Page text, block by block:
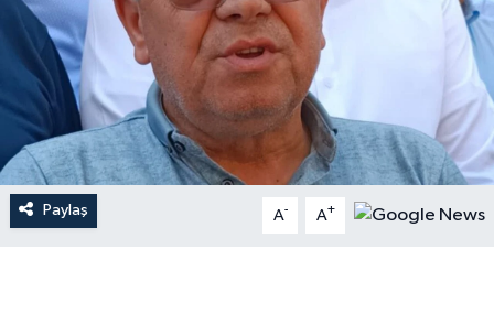
Paylaş A- A+